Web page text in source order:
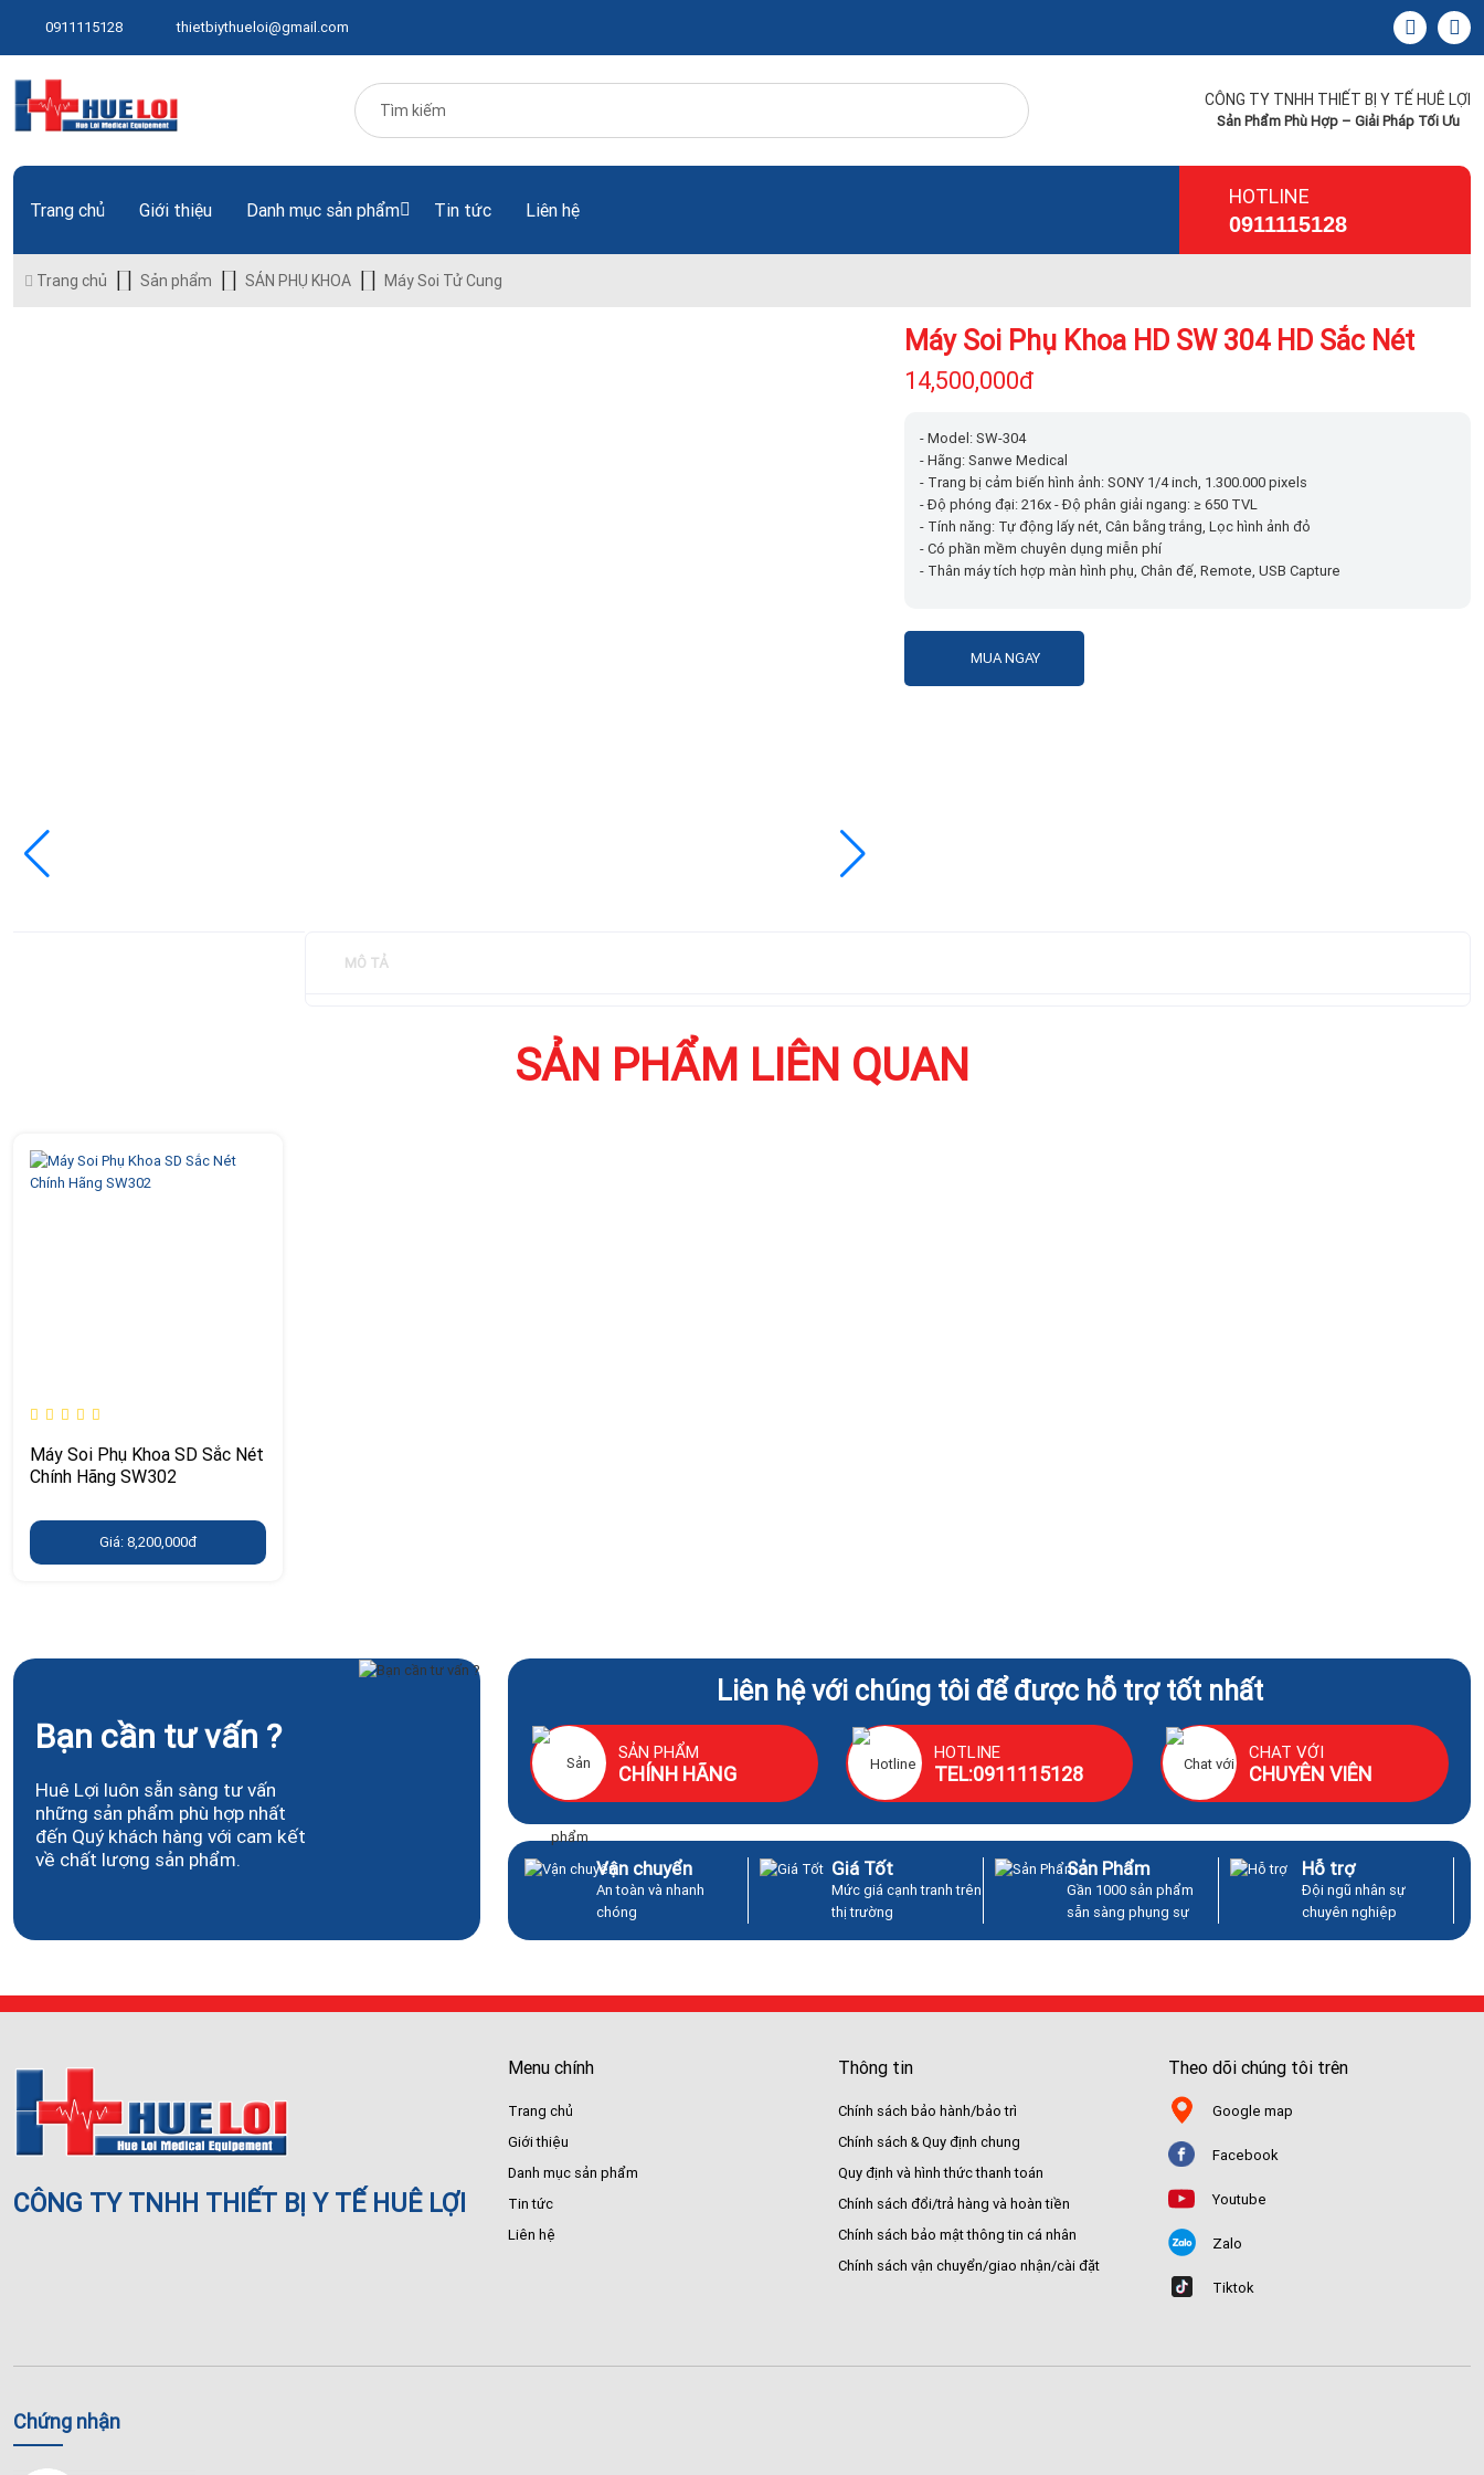
0911115128 thietbiythueloi@gmail.com
CÔNG TY TNHH THIẾT BỊ Y TẾ HUÊ LỢI
Sản Phẩm Phù Hợp – Giải Pháp Tối Ưu
Trang chủ Giới thiệu Danh mục sản phẩm Tin tức Liên hệ
HOTLINE
0911115128
Trang chủ Sản phẩm SẢN PHỤ KHOA Máy Soi Tử Cung
Máy Soi Phụ Khoa HD SW 304 HD Sắc Nét
14,500,000đ
- Model: SW-304
- Hãng: Sanwe Medical
- Trang bị cảm biến hình ảnh: SONY 1/4 inch, 1.300.000 pixels
- Độ phóng đại: 216x - Độ phân giải ngang: ≥ 650 TVL
- Tính năng: Tự động lấy nét, Cân bằng trắng, Lọc hình ảnh đỏ
- Có phần mềm chuyên dụng miễn phí
- Thân máy tích hợp màn hình phụ, Chân đế, Remote, USB Capture
MUA NGAY
MÔ TẢ
SẢN PHẨM LIÊN QUAN
Máy Soi Phụ Khoa SD Sắc Nét
Chính Hãng SW302
Giá: 8,200,000đ
Bạn cần tư vấn ?
Huê Lợi luôn sẵn sàng tư vấn
những sản phẩm phù hợp nhất
đến Quý khách hàng với cam kết
về chất lượng sản phẩm.
Liên hệ với chúng tôi để được hỗ trợ tốt nhất
SẢN PHẨM
CHÍNH HÃNG
HOTLINE
TEL:0911115128
CHAT VỚI
CHUYÊN VIÊN
Vận chuyển
An toàn và nhanh
chóng
Giá Tốt
Mức giá cạnh tranh trên
thị trường
Sản Phẩm
Gần 1000 sản phẩm
sẵn sàng phụng sự
Hỗ trợ
Đội ngũ nhân sự
chuyên nghiệp
CÔNG TY TNHH THIẾT BỊ Y TẾ HUÊ LỢI
Menu chính
Trang chủ
Giới thiệu
Danh mục sản phẩm
Tin tức
Liên hệ
Thông tin
Chính sách bảo hành/bảo trì
Chính sách & Quy định chung
Quy định và hình thức thanh toán
Chính sách đổi/trả hàng và hoàn tiền
Chính sách bảo mật thông tin cá nhân
Chính sách vận chuyển/giao nhận/cài đặt
Theo dõi chúng tôi trên
Google map
Facebook
Youtube
Zalo
Tiktok
Chứng nhận